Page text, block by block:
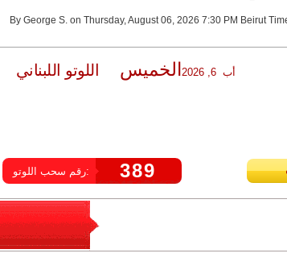
By George S. on Thursday, August 06, 2026 7:30 PM Beirut
أب 6, 2026 الخميس اللوتو اللبناني
رقم سحب اللوتو: 389